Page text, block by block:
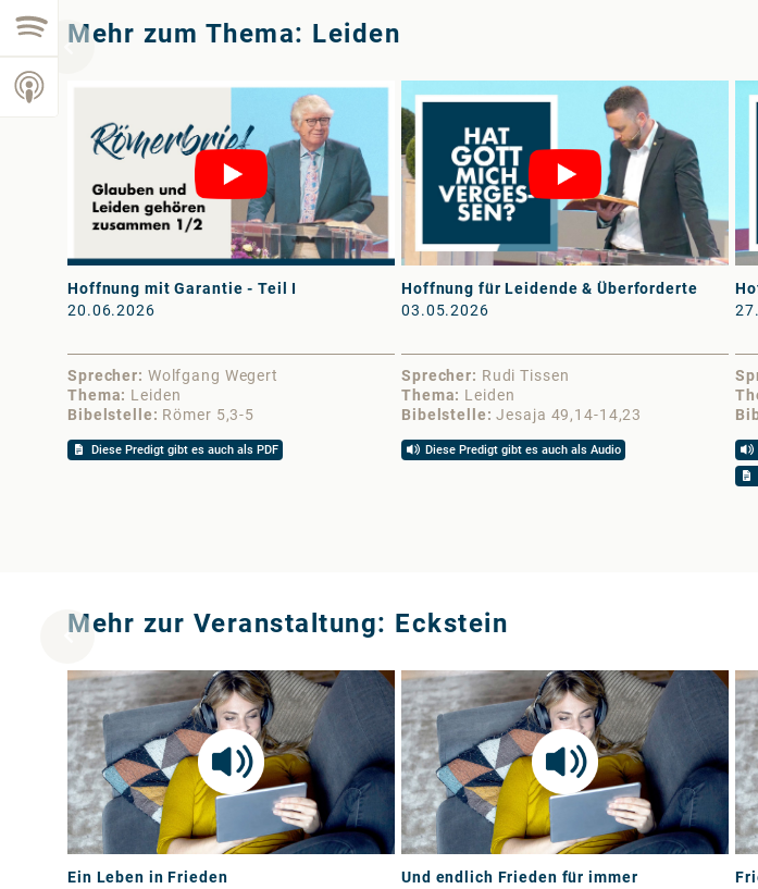
spotify
Mehr zum Thema: Leiden
Hoffnung mit Garantie - Teil I
20.06.2026
Sprecher
Wolfgang Wegert
Thema
Leiden
Bibelstelle
Römer 5,3-5
Diese Predigt gibt es auch als PDF
Hoffnung für Leidende & Überforderte
03.05.2026
Sprecher
Rudi Tissen
Thema
Leiden
Bibelstelle
Jesaja 49,14-14,23
Diese Predigt gibt es auch als Audio
Mehr zur Veranstaltung: Eckstein
Ein Leben in Frieden
Und endlich Frieden für immer